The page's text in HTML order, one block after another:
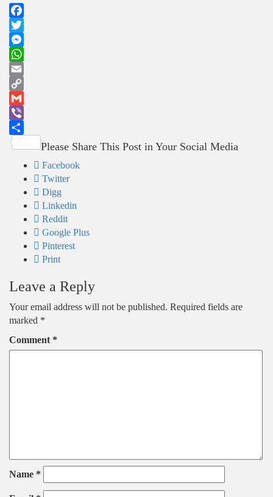
Facebook
Twitter
Messenger
WhatsApp
Email
Copy
Link
Gmail
Viber
Share
Please Share This Post in Your Social Media
Facebook
Twitter
Digg
Linkedin
Reddit
Google Plus
Pinterest
Print
Leave a Reply
Your email address will not be published. Required fields are
marked *
Comment *
Name *